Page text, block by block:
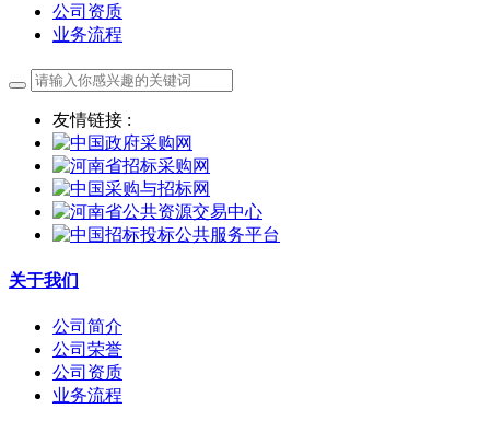
公司资质
业务流程
友情链接 :
关于我们
公司简介
公司荣誉
公司资质
业务流程